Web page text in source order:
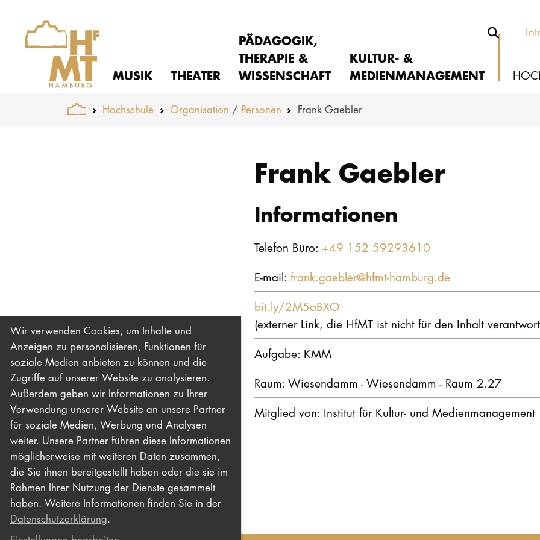
MUSIK THEATER
PÄDAGOGIK,
THERAPIE &
WISSENSCHAFT
KULTUR- &
MEDIENMANAGEMENT
You are here:Hochschule Organisation Personen Frank Gaebler
Frank Gaebler
Informationen
Telefon Büro: +49 152 59293610
E-mail: frank.gaebler@hfmt-hamburg.de
bit.ly/2M5aBXO
(externer Link, die HfMT ist nicht für den Inhalt
Aufgabe: KMM
Raum: Wiesendamm - Wiesendamm - Raum 2.27
Mitglied von: Institut für Kultur- und Medienmanagement
Wir verwenden Cookies, um Inhalte und
Anzeigen zu personalisieren, Funktionen für
soziale Medien anbieten zu können und die
Zugriffe auf unserer Website zu analysieren.
Außerdem geben wir Informationen zu Ihrer
Verwendung unserer Website an unsere Partner
für soziale Medien, Werbung und Analysen
weiter. Unsere Partner führen diese Informationen
möglicherweise mit weiteren Daten zusammen,
die Sie ihnen bereitgestellt haben oder die sie im
Rahmen Ihrer Nutzung der Dienste gesammelt
haben. Weitere Informationen finden Sie in der
Datenschutzerklärung.